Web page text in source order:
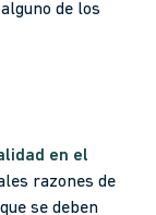
de los
en el
razones de
se deben